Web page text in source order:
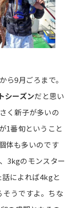
ら9月ごろまで。
シーズンだと思い
く新子が多いの
1番旬ということ
体も多いのです
3kgのモンスター
によれば4kgと
そうですよ。ちな